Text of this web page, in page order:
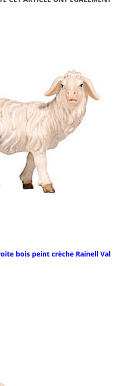
bois peint crèche Rainell Val